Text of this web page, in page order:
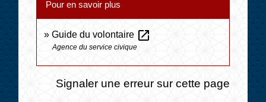
Pour en savoir plus
Guide du volontaire open_in_new
Agence du service civique
Signaler une erreur sur cette page